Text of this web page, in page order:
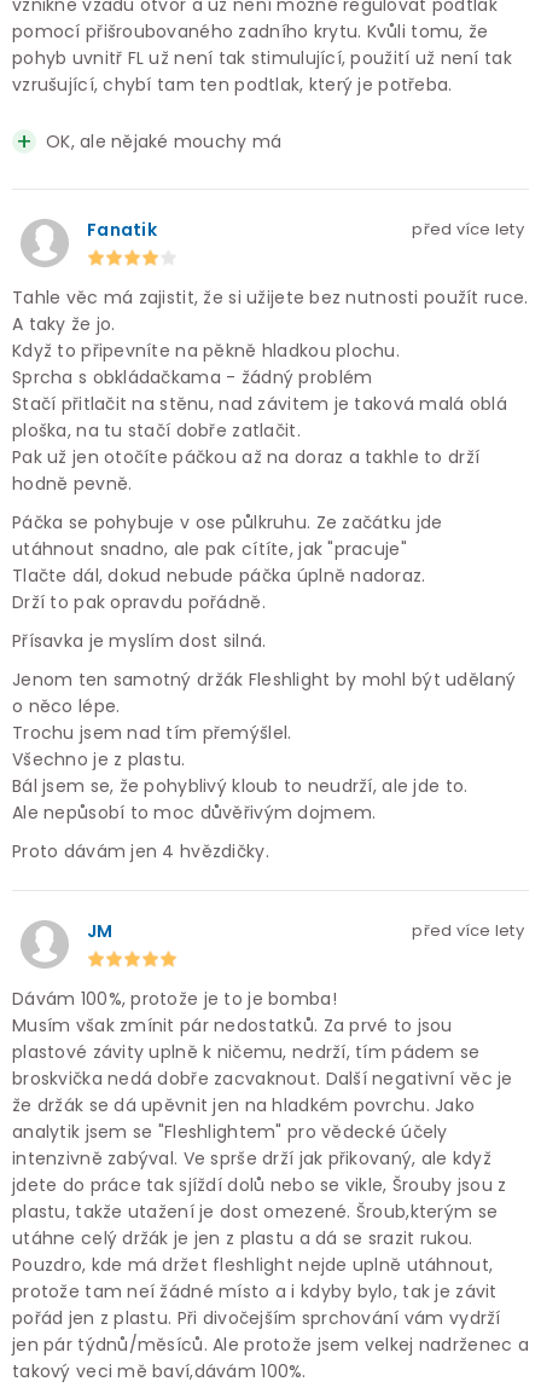
vznikne vzadu otvor a už není možné regulovat podtlak
pomocí přišroubovaného zadního krytu. Kvůli tomu, že
pohyb uvnitř FL už není tak stimulující, použití už není tak
vzrušující, chybí tam ten podtlak, který je potřeba.
OK, ale nějaké mouchy má
Fanatik před více lety
Tahle věc má zajistit, že si užijete bez nutnosti použít ruce.
A taky že jo.
Když to připevníte na pěkně hladkou plochu.
Sprcha s obkládačkama - žádný problém
Stačí přitlačit na stěnu, nad závitem je taková malá oblá
ploška, na tu stačí dobře zatlačit.
Pak už jen otočíte páčkou až na doraz a takhle to drží
hodně pevně.
Páčka se pohybuje v ose půlkruhu. Ze začátku jde
utáhnout snadno, ale pak cítíte, jak "pracuje"
Tlačte dál, dokud nebude páčka úplně nadoraz.
Drží to pak opravdu pořádně.
Přísavka je myslím dost silná.
Jenom ten samotný držák Fleshlight by mohl být udělaný
o něco lépe.
Trochu jsem nad tím přemýšlel.
Všechno je z plastu.
Bál jsem se, že pohyblivý kloub to neudrží, ale jde to.
Ale nepůsobí to moc důvěřivým dojmem.
Proto dávám jen 4 hvězdičky.
JM před více lety
Dávám 100%, protože je to je bomba!
Musím však zmínit pár nedostatků. Za prvé to jsou
plastové závity uplně k ničemu, nedrží, tím pádem se
broskvička nedá dobře zacvaknout. Další negativní věc je
že držák se dá upěvnit jen na hladkém povrchu. Jako
analytik jsem se "Fleshlightem" pro vědecké účely
intenzivně zabýval. Ve sprše drží jak přikovaný, ale když
jdete do práce tak sjíždí dolů nebo se vikle, Šrouby jsou z
plastu, takže utažení je dost omezené. Šroub,kterým se
utáhne celý držák je jen z plastu a dá se srazit rukou.
Pouzdro, kde má držet fleshlight nejde uplně utáhnout,
protože tam neí žádné místo a i kdyby bylo, tak je závit
pořád jen z plastu. Při divočejším sprchování vám vydrží
jen pár týdnů/měsíců. Ale protože jsem velkej nadrženec a
takový veci mě baví,dávám 100%.